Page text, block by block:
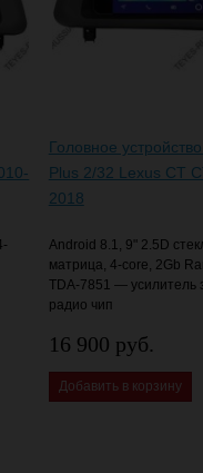
Головное
Plus 2/32 Lexus CT
2018
Android 8.1, 9" 2.5D
матрица, 4-core, 2Gb
TDA-7851 — усилитель
радио чип
16 900 руб.
Добавить в корзину